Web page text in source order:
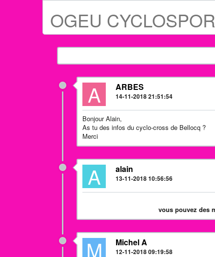
OGEU
A ARBES
14-11-2018 21:51:54
Bonjour Alain,
As tu des infos du cyclo-cross de Bellocq ?
Merci
A alain
13-11-2018 10:56:56
vous pouvez des
M Michel A
12-11-2018 09:19:58